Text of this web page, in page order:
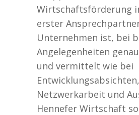
Wirtschaftsförderung
erster
Unternehmen ist, bei
Angelegenheiten
und vermittelt wie bei
Netzwerkarbeit und
Hennefer Wirtschaft